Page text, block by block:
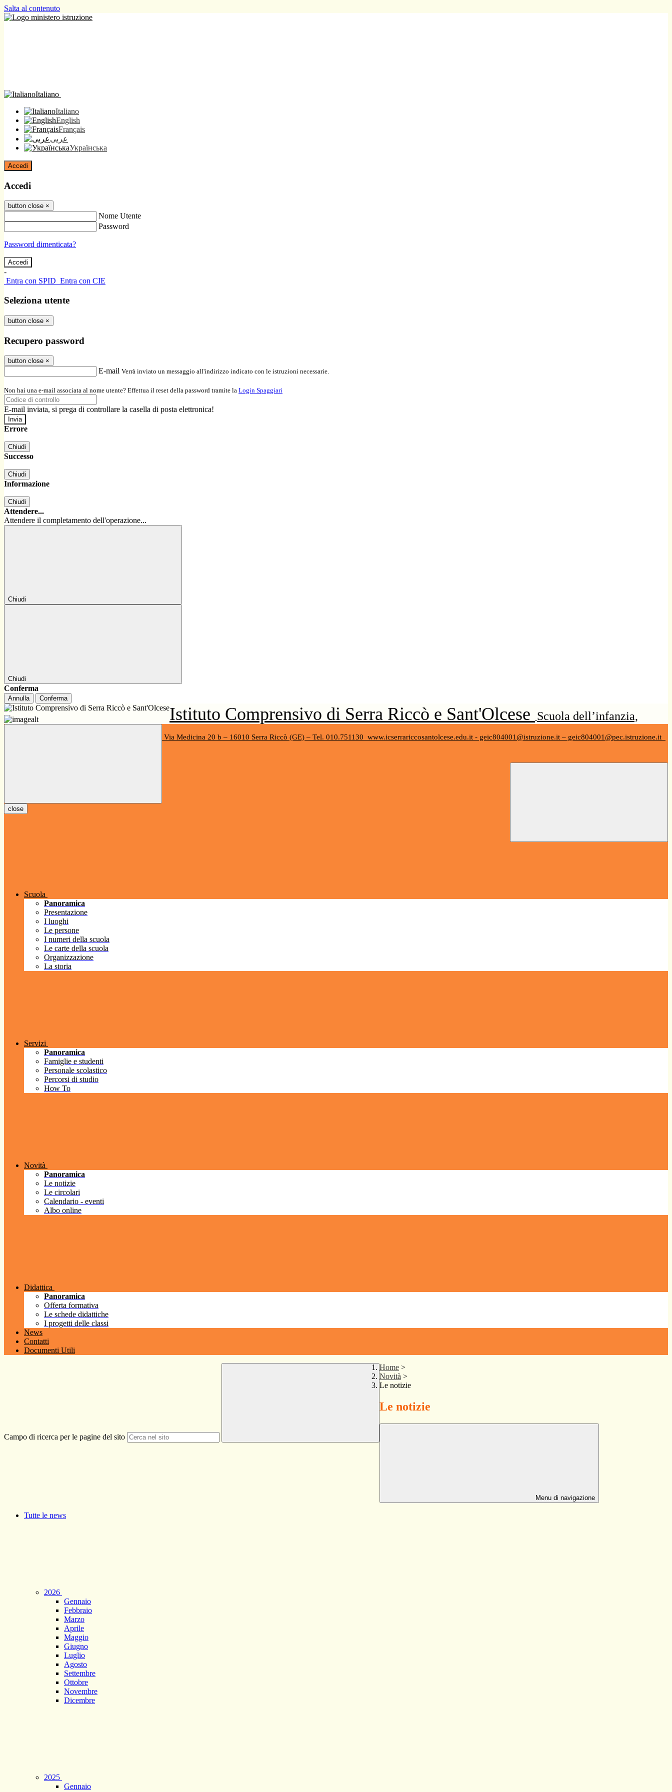
Salta al contenuto
Italiano
Italiano
English
Français
عربى
Українська
Accedi
Accedi
button close ×
Nome Utente
Password
Password dimenticata?
-
Entra con SPID Entra con CIE
Seleziona utente
button close ×
Recupero password
button close ×
E-mail Verrà inviato un messaggio all'indirizzo indicato con le istruzioni necessarie.
Non hai una e-mail associata al nome utente? Effettua il reset della password tramite la Login Spaggiari
E-mail inviata, si prega di controllare la casella di posta elettronica!
Errore
Chiudi
Successo
Chiudi
Informazione
Chiudi
Attendere...
Attendere il completamento dell'operazione...
Chiudi
Chiudi
Conferma
Annulla Conferma
Istituto Comprensivo di Serra Riccò e Sant'Olcese Scuola dell’infanzia,
Via Medicina 20 b – 16010 Serra Riccò (GE) – Tel. 010.751130 www.icserrariccosantolcese.edu.it - geic804001@istruzione.it – geic804001@pec.istruzione.it
close
Scuola
Panoramica
Presentazione
I luoghi
Le persone
I numeri della scuola
Le carte della scuola
Organizzazione
La storia
Servizi
Panoramica
Famiglie e studenti
Personale scolastico
Percorsi di studio
How To
Novità
Panoramica
Le notizie
Le circolari
Calendario - eventi
Albo online
Didattica
Panoramica
Offerta formativa
Le schede didattiche
I progetti delle classi
News
Contatti
Documenti Utili
Campo di ricerca per le pagine del sito
Home >
Novità >
Le notizie
Le notizie
Menu di navigazione
Tutte le news
2026
Gennaio
Febbraio
Marzo
Aprile
Maggio
Giugno
Luglio
Agosto
Settembre
Ottobre
Novembre
Dicembre
2025
Gennaio